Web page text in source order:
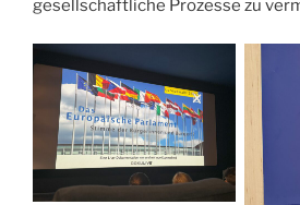
gesellschaftliche Prozesse zu